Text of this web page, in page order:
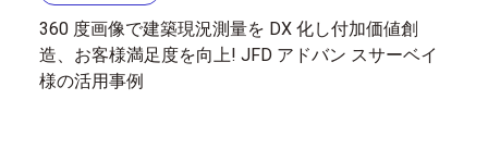
360 度画像で建築現況測量を DX 化し付加価値創
造、お客様満足度を向上! JFD アドバン スサーベイ
様の活用事例